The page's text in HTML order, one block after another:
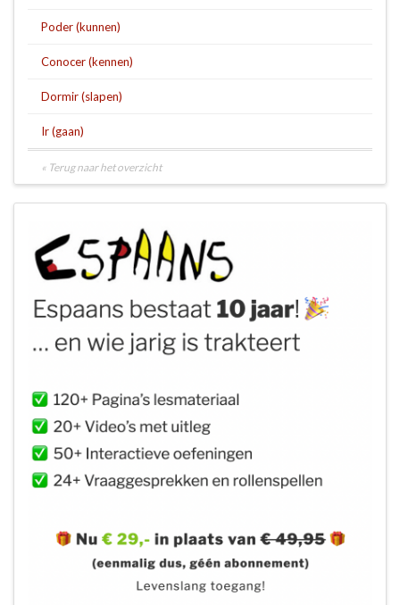
Poder (kunnen)
Conocer (kennen)
Dormir (slapen)
Ir (gaan)
« Terug naar het overzicht